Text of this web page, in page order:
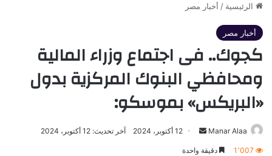
الرئيسية / أخبار مصر
أخبار مصر
كجوك.. فى اجتماع وزراء المالية
ومحافظي البنوك المركزية بدول
«البريكس» بموسكو:
Manar Alaa
أرسل 12 أكتوبر، 2024 آخر تحديث: 12 أكتوبر، 2024
1٬007 دقيقة واحدة